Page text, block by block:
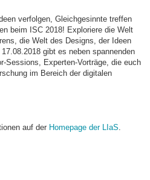
verfolgen, Gleichgesinnte treffen
beim ISC 2018! Exploriere die Welt
die Welt des Designs, der Ideen
gibt es neben spannenden
Sessions, Experten-Vorträge, die euch
im Bereich der digitalen
auf der Homepage der LIaS.